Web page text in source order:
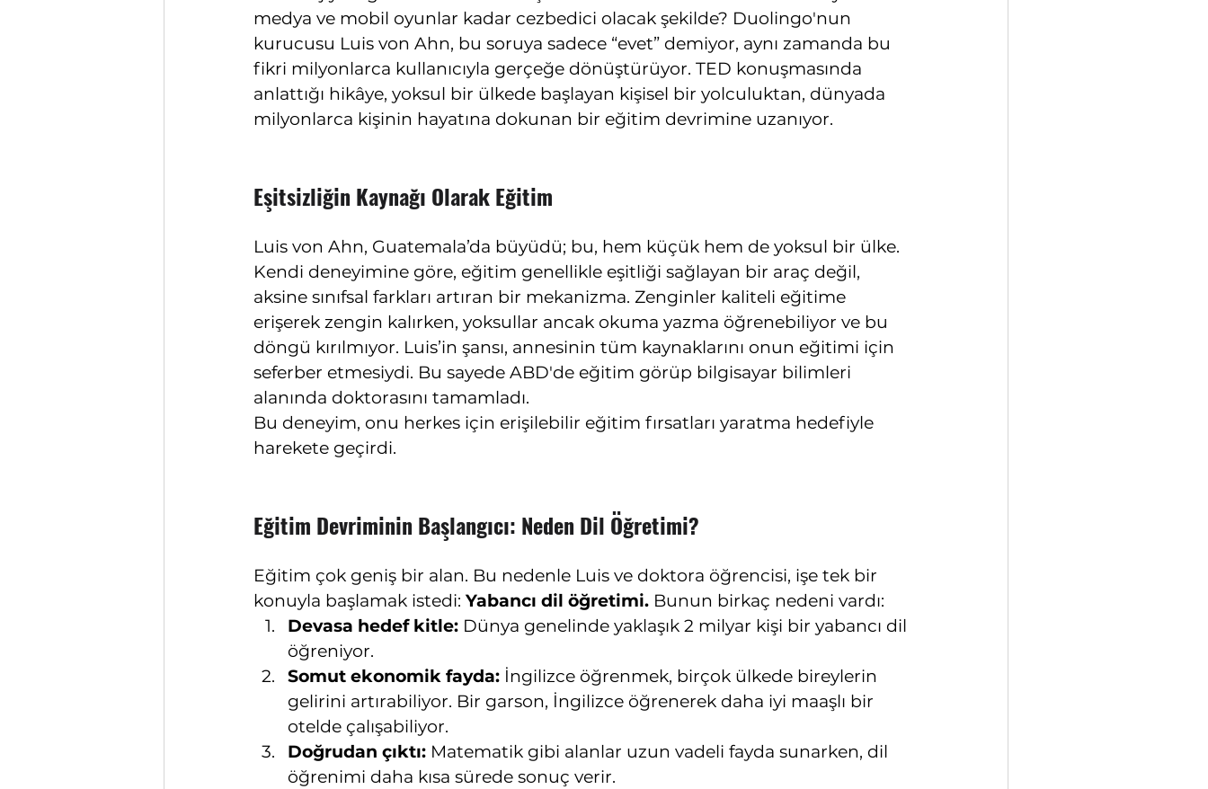
medya ve mobil oyunlar kadar cezbedici olacak şekilde? Duolingo'nun
kurucusu Luis von Ahn, bu soruya sadece “evet” demiyor, aynı zamanda bu
fikri milyonlarca kullanıcıyla gerçeğe dönüştürüyor. TED konuşmasında
anlattığı hikâye, yoksul bir ülkede başlayan kişisel bir yolculuktan, dünyada
milyonlarca kişinin hayatına dokunan bir eğitim devrimine uzanıyor.
Eşitsizliğin Kaynağı Olarak Eğitim
Luis von Ahn, Guatemala’da büyüdü; bu, hem küçük hem de yoksul bir ülke.
Kendi deneyimine göre, eğitim genellikle eşitliği sağlayan bir araç değil,
aksine sınıfsal farkları artıran bir mekanizma. Zenginler kaliteli eğitime
erişerek zengin kalırken, yoksullar ancak okuma yazma öğrenebiliyor ve bu
döngü kırılmıyor. Luis’in şansı, annesinin tüm kaynaklarını onun eğitimi için
seferber etmesiydi. Bu sayede ABD'de eğitim görüp bilgisayar bilimleri
alanında doktorasını tamamladı.
Bu deneyim, onu herkes için erişilebilir eğitim fırsatları yaratma hedefiyle
harekete geçirdi.
Eğitim Devriminin Başlangıcı: Neden Dil Öğretimi?
Eğitim çok geniş bir alan. Bu nedenle Luis ve doktora öğrencisi, işe tek bir
konuyla başlamak istedi: Yabancı dil öğretimi. Bunun birkaç nedeni vardı:
Devasa hedef kitle: Dünya genelinde yaklaşık 2 milyar kişi bir yabancı dil
öğreniyor.
Somut ekonomik fayda: İngilizce öğrenmek, birçok ülkede bireylerin
gelirini artırabiliyor. Bir garson, İngilizce öğrenerek daha iyi maaşlı bir
otelde çalışabiliyor.
Doğrudan çıktı: Matematik gibi alanlar uzun vadeli fayda sunarken, dil
öğrenimi daha kısa sürede sonuç verir.